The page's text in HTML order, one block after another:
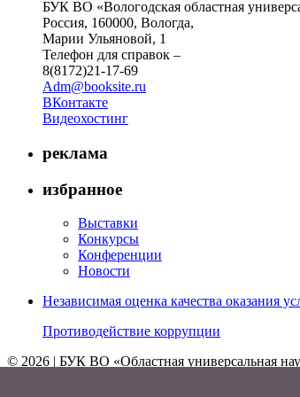
БУК ВО «Вологодская областная
Россия, 160000, Вологда,
Марии Ульяновой, 1
Телефон для справок –
8(8172)21-17-69
Adm@booksite.ru
ВКонтакте
Видеохостинг
реклама
избранное
Выставки
Конкурсы
Конференции
Новости
Независимая оценка качества оказания
Противодействие коррупции
© 2026 | БУК ВО «Областная универсальная